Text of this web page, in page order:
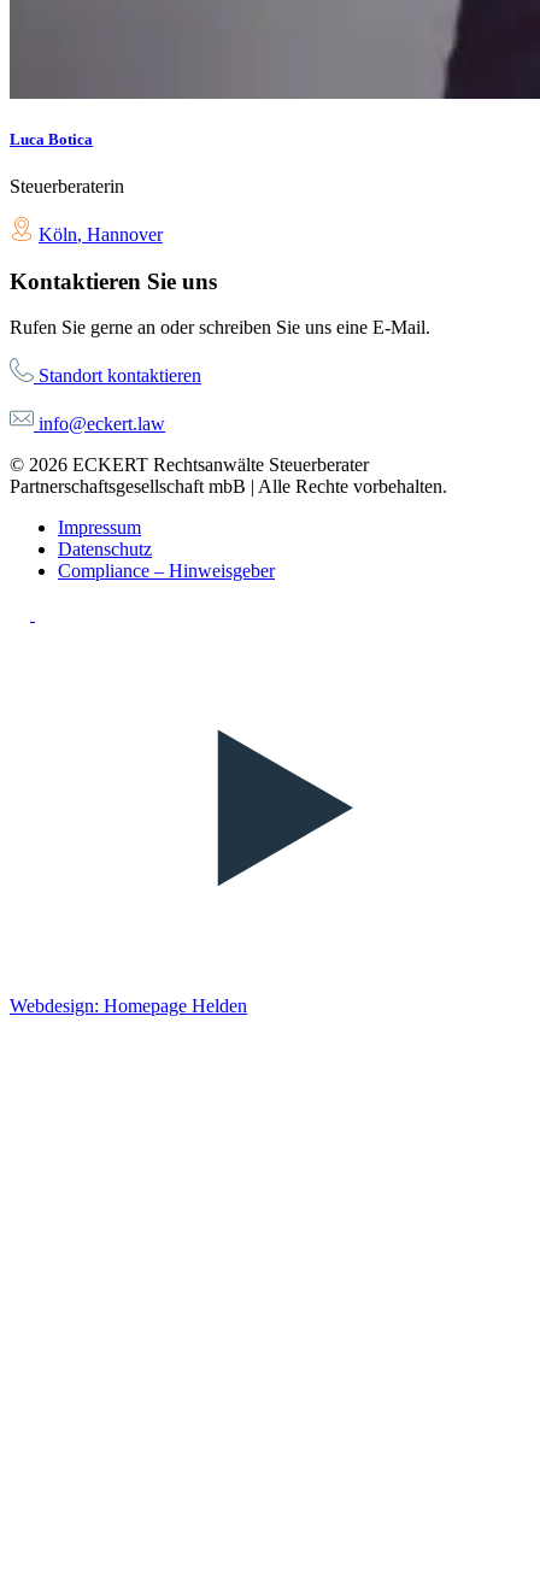
Luca Botica
Steuerberaterin
Köln, Hannover
Kontaktieren Sie uns
Rufen Sie gerne an oder schreiben Sie uns eine E-Mail.
Standort kontaktieren
info@eckert.law
© 2026 ECKERT Rechtsanwälte Steuerberater
Partnerschaftsgesellschaft mbB | Alle Rechte vorbehalten.
Impressum
Datenschutz
Compliance – Hinweisgeber
Webdesign: Homepage Helden